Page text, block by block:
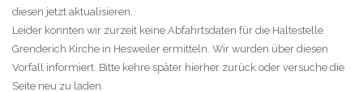
diesen jetzt aktualisieren.
Leider konnten wir zurzeit keine Abfahrtsdaten für die Haltestelle
Grenderich Kirche in Hesweiler ermitteln. Wir wurden über diesen
Vorfall informiert. Bitte kehre später hierher zurück oder versuche die
Seite neu zu laden.